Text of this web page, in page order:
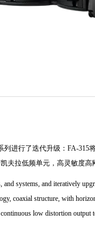
进行了迭代升级：FA-
夫拉低频单元，高灵敏度
systems, and iteratively
coaxial structure, with
low distortion output